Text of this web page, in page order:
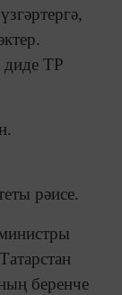
диде ТР
рәисе.
беренче